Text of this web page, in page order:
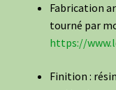
Fabrication
tourné par
https://
Finition :